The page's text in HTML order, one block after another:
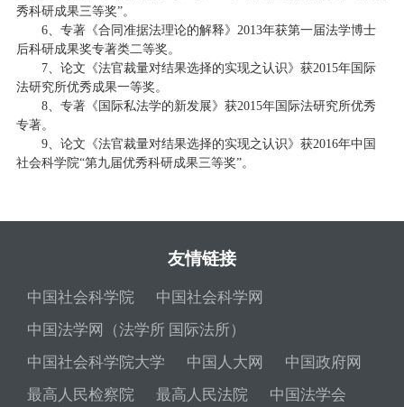
秀科研成果三等奖”。
6、专著《合同准据法理论的解释》2013年获第一届法学博士
后科研成果奖专著类二等奖。
7、论文《法官裁量对结果选择的实现之认识》获2015年国际
法研究所优秀成果一等奖。
8、专著《国际私法学的新发展》获2015年国际法研究所优秀
专著。
9、论文《法官裁量对结果选择的实现之认识》获2016年中国
社会科学院“第九届优秀科研成果三等奖”。
友情链接
中国社会科学院
中国社会科学网
中国法学网（法学所 国际法所）
中国社会科学院大学
中国人大网
中国政府网
最高人民检察院
最高人民法院
中国法学会